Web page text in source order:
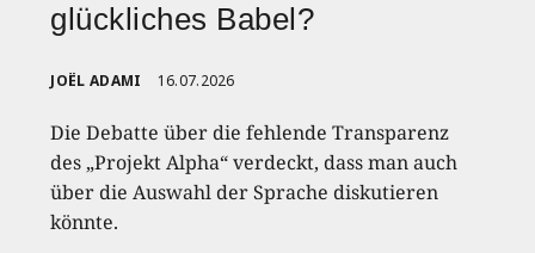
glückliches Babel?
JOËL ADAMI 16.07.2026
Die Debatte über die fehlende Transparenz
des „Projekt Alpha“ verdeckt, dass man auch
über die Auswahl der Sprache diskutieren
könnte.